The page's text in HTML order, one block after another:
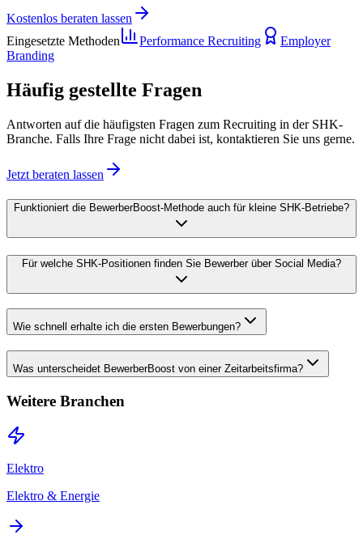
Kostenlos beraten lassen
Eingesetzte Methoden
Performance Recruiting
Employer
Branding
Häufig gestellte Fragen
Antworten auf die häufigsten Fragen zum Recruiting in der SHK-
Branche. Falls Ihre Frage nicht dabei ist, kontaktieren Sie uns gerne.
Jetzt beraten lassen
Funktioniert die BewerberBoost-Methode auch für kleine SHK-Betriebe?
Für welche SHK-Positionen finden Sie Bewerber über Social Media?
Wie schnell erhalte ich die ersten Bewerbungen?
Was unterscheidet BewerberBoost von einer Zeitarbeitsfirma?
Weitere Branchen
Elektro
Elektro & Energie